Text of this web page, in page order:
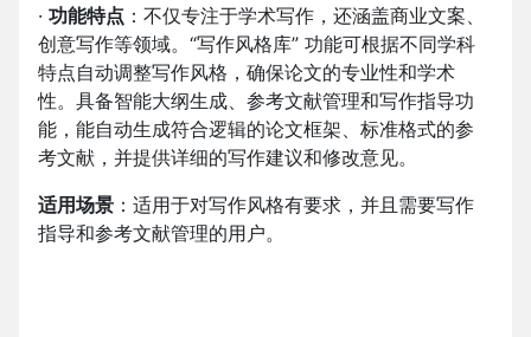
· 功能特点 ：不仅专注于学术写作，还涵盖商业文案、
创意写作等领域。“写作风格库” 功能可根据不同学科
特点自动调整写作风格，确保论文的专业性和学术
性。具备智能大纲生成、参考文献管理和写作指导功
能，能自动生成符合逻辑的论文框架、标准格式的参
考文献，并提供详细的写作建议和修改意见。
适用场景 ：适用于对写作风格有要求，并且需要写作
指导和参考文献管理的用户。